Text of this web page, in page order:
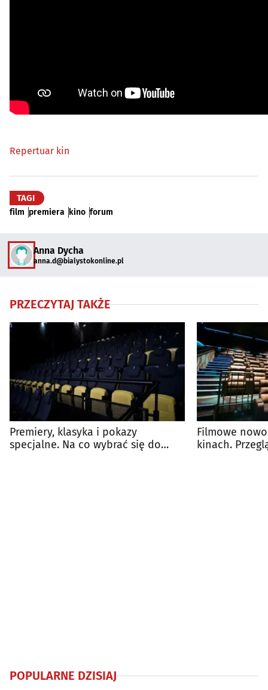
Repertuar kin
TAGI
film premiera kino forum
Anna Dycha
anna.d@bialystokonline.pl
PRZECZYTAJ TAKŻE
Premiery, klasyka i pokazy
specjalne. Na co wybrać się do
Filmowe
kinach.
POPULARNE DZISIAJ